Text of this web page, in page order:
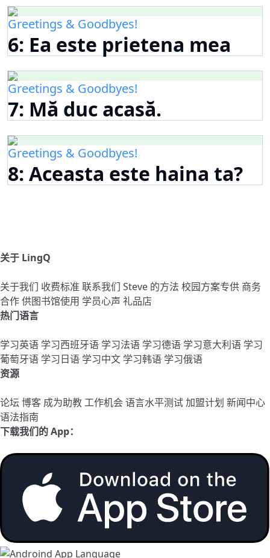
Greetings & Goodbyes!
6: Ea este prietena mea
Greetings & Goodbyes!
7: Mă duc acasă.
Greetings & Goodbyes!
8: Aceasta este haina ta?
关于 LingQ
关于我们 收费标准 联系我们 Steve 的方法 校园方案专供 商务
合作供图书馆使用 学员心声 礼品店
热门语言
学习英语 学习西班牙语 学习法语 学习德语 学习意大利语 学习
葡萄牙语 学习日语 学习中文 学习韩语 学习俄语
资源
论坛 博客 成为助教工作机会语言水平测试加盟计划 新闻中心
语法指南
下载我们的 App：